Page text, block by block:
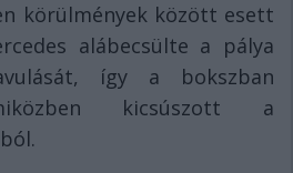
körülmények között esett
alábecsülte a pálya
így a bokszban
kicsúszott a